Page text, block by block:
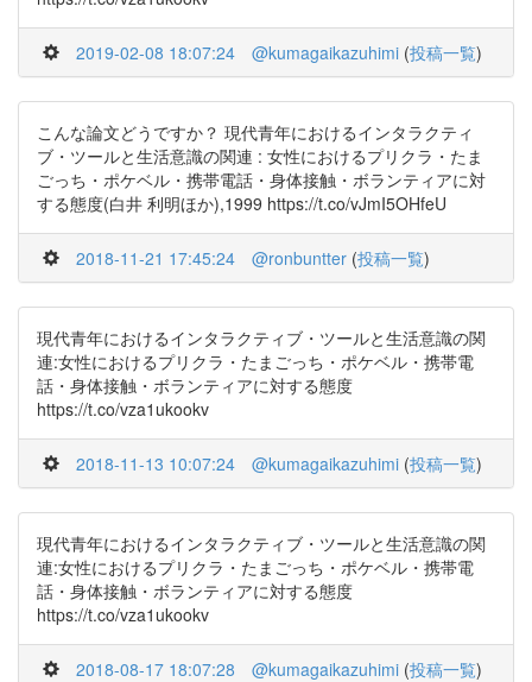
2019-02-08 18:07:24 @kumagaikazuhimi (投稿一覧)
こんな論文どうですか？ 現代青年におけるインタラクティ
ブ・ツールと生活意識の関連 : 女性におけるプリクラ・たま
ごっち・ポケベル・携帯電話・身体接触・ボランティアに対
する態度(白井 利明ほか),1999 https://t.co/vJmI5OHfeU
2018-11-21 17:45:24 @ronbuntter (投稿一覧)
現代青年におけるインタラクティブ・ツールと生活意識の関
連:女性におけるプリクラ・たまごっち・ポケベル・携帯電
話・身体接触・ボランティアに対する態度
https://t.co/vza1ukookv
2018-11-13 10:07:24 @kumagaikazuhimi (投稿一覧)
現代青年におけるインタラクティブ・ツールと生活意識の関
連:女性におけるプリクラ・たまごっち・ポケベル・携帯電
話・身体接触・ボランティアに対する態度
https://t.co/vza1ukookv
2018-08-17 18:07:28 @kumagaikazuhimi (投稿一覧)